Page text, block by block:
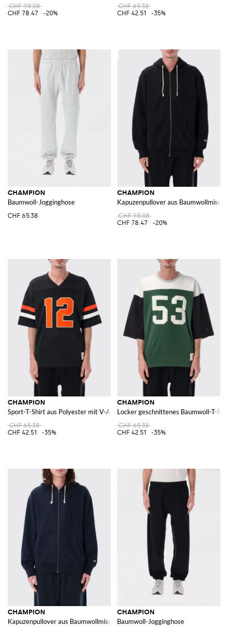
CHF 98.08
CHF 78.47
-20%
CHF 65.38
CHF 42.51
-35%
CHAMPION
Baumwoll-Jogginghose
CHF 65.38
CHAMPION
Kapuzenpullover aus
CHF 98.08
CHF 78.47
-20%
CHAMPION
Sport-T-Shirt aus Polyester mit V-Ausschnitt und Kontrastbesätzen
CHF 65.38
CHF 42.51
-35%
CHAMPION
Locker geschnittenes Baumwoll-T-
CHF 65.38
CHF 42.51
-35%
CHAMPION
Kapuzenpullover aus Baumwollmischung
CHAMPION
Baumwoll-Jogginghose